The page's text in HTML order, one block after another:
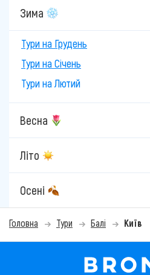
Зима
Тури на Грудень
Тури на Січень
Тури на Лютий
Весна
Літо
Осені
Головна Тури Балі Київ